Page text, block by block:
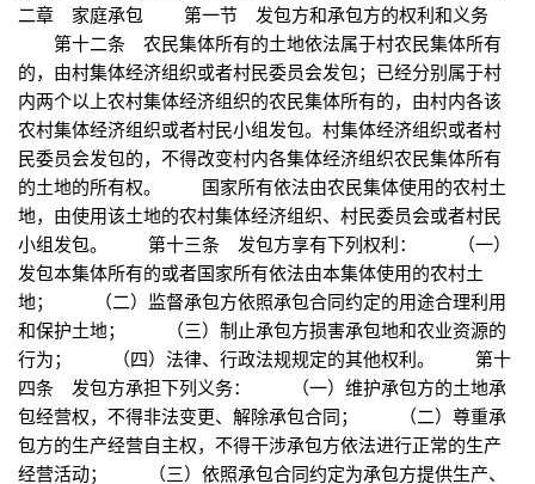
二章 家庭承包 第一节 发包方和承包方的权利和义务
第十二条 农民集体所有的土地依法属于村农民集体所有
的，由村集体经济组织或者村民委员会发包；已经分别属于村
内两个以上农村集体经济组织的农民集体所有的，由村内各该
农村集体经济组织或者村民小组发包。村集体经济组织或者村
民委员会发包的，不得改变村内各集体经济组织农民集体所有
的土地的所有权。 国家所有依法由农民集体使用的农村土
地，由使用该土地的农村集体经济组织、村民委员会或者村民
小组发包。 第十三条 发包方享有下列权利： （一）
发包本集体所有的或者国家所有依法由本集体使用的农村土
地； （二）监督承包方依照承包合同约定的用途合理利用
和保护土地； （三）制止承包方损害承包地和农业资源的
行为； （四）法律、行政法规规定的其他权利。 第十
四条 发包方承担下列义务： （一）维护承包方的土地承
包经营权，不得非法变更、解除承包合同； （二）尊重承
包方的生产经营自主权，不得干涉承包方依法进行正常的生产
经营活动； （三）依照承包合同约定为承包方提供生产、